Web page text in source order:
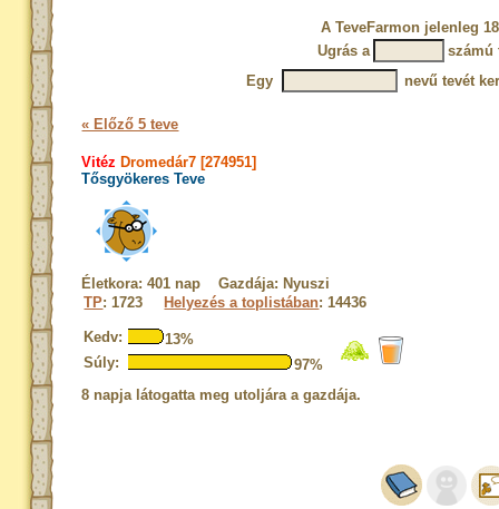
A TeveFarmon jelenleg
Ugrás a
számú
Egy
nevű tevét
« Előző 5 teve
Vitéz Dromedár7 [274951]
Tősgyökeres Teve
Életkora: 401 nap Gazdája: Nyuszi
TP: 1723 Helyezés a toplistában: 14436
Kedv:
13%
Súly:
97%
8 napja látogatta meg utoljára a gazdája.